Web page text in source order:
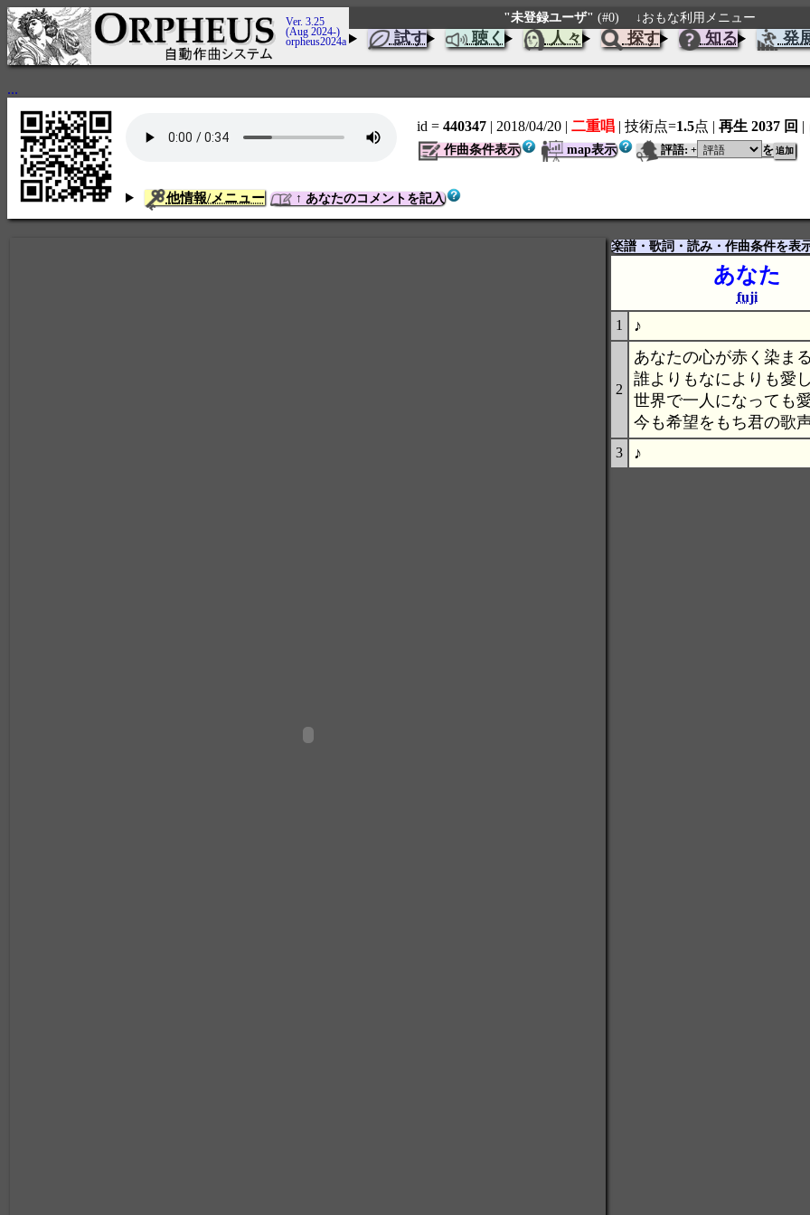
Ver. 3.25
(Aug 2024-)
orpheus2024a
"未登録ユーザ" (#0) ↓おもな利用メニュー
試す 聴く 人々 探す 知る 発
...
id = 440347 | 2018/04/20 | 二重唱 | 技術点=1.5点 | 再生 2037 回 |
作曲条件表示 map表示 評語: + を
他情報/メニュー ↑ あなたのコメントを記入
楽譜・歌詞・読み・作曲条件を表
あなた
fuji
1
♪
2
あなたの心が赤く染ま
誰よりもなによりも愛
世界で一人になっても
今も希望をもち君の歌
3 ♪